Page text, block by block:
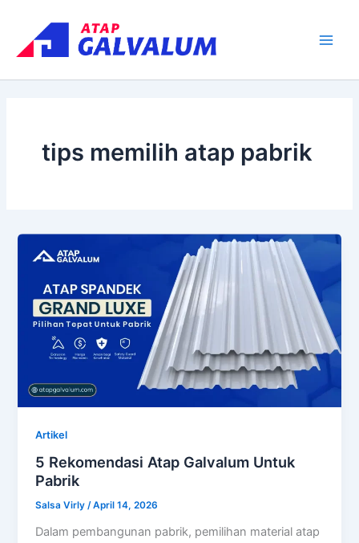
content
tips memilih atap pabrik
Artikel
5 Rekomendasi Atap Galvalum Untuk
Pabrik
Salsa Virly/April 14, 2026
Dalam pembangunan pabrik, pemilihan material atap